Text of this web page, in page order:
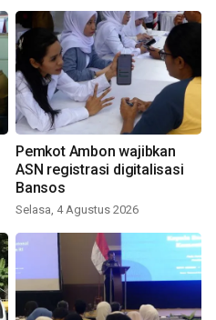
Pemkot Ambon wajibkan
ASN registrasi digitalisasi
Bansos
Selasa, 4 Agustus 2026